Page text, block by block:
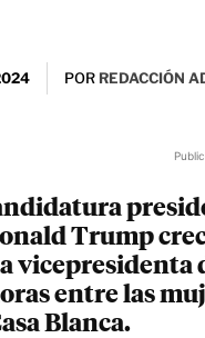
POR REDACCIÓN
Trump
vicepresidenta
entre las
Blanca.